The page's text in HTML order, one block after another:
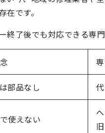
です。
了後でも対応できる専門
部品なし
使えない
旧